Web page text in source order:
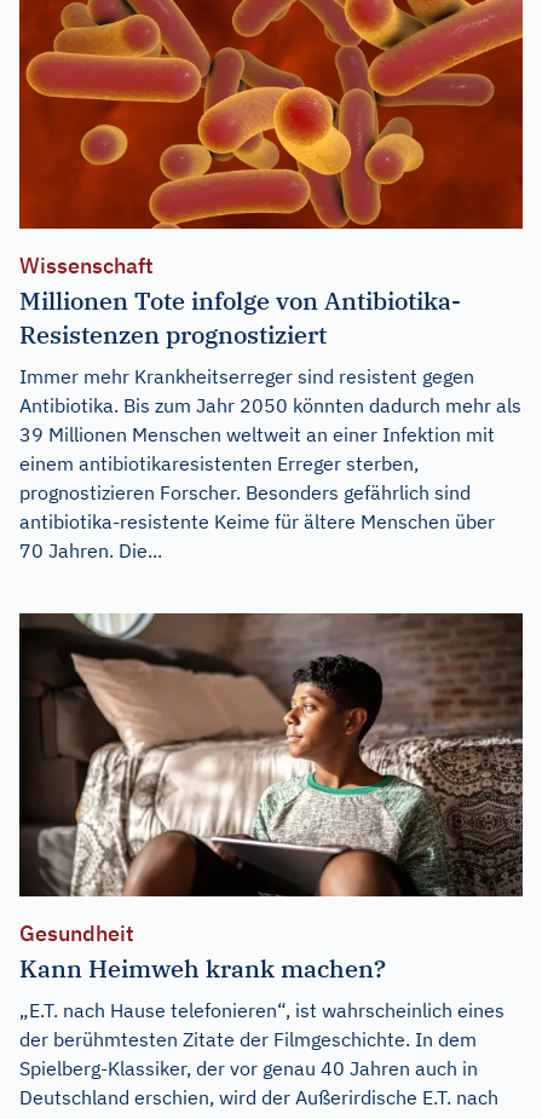
Wissenschaft
Millionen Tote infolge von Antibiotika-
Resistenzen prognostiziert
Immer mehr Krankheitserreger sind resistent gegen
Antibiotika. Bis zum Jahr 2050 könnten dadurch mehr als
39 Millionen Menschen weltweit an einer Infektion mit
einem antibiotikaresistenten Erreger sterben,
prognostizieren Forscher. Besonders gefährlich sind
antibiotika-resistente Keime für ältere Menschen über
70 Jahren. Die...
Gesundheit
Kann Heimweh krank machen?
„E.T. nach Hause telefonieren“, ist wahrscheinlich eines
der berühmtesten Zitate der Filmgeschichte. In dem
Spielberg-Klassiker, der vor genau 40 Jahren auch in
Deutschland erschien, wird der Außerirdische E.T. nach